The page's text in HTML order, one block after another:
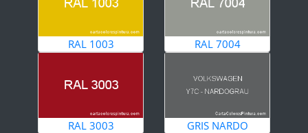
RAL 1003 RAL 7004
RAL 3003 GRIS NARDO